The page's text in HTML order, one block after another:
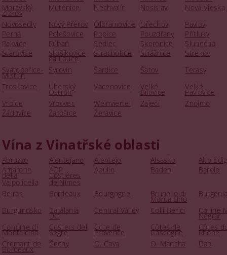
Moravský
Žižkov
Mutěnice Nechvalín Nosislav
Nová Vieska
Novosedly
Nový Přerov Olbramovice Ořechov
Pavlov
Perná
Polešovice Popice Pouzdřany
Přítluky
Rakvice
Rúbaň Sedlec Skoronice
Slunečná
Starovice
Stošíkovice
na Louce
Strachotice Strážnice
Strekov
Svatobořice-
Mistřín
Syrovín Šardice Šatov
Terasy
Troskovice
Uherský
Ostroh
Vacenovice Velké
Bílovice
Velké
Pavlovice
Vrbice
Vrbovec Weinviertel Zaječí
Znojmo
Žádovice
Žarošice Žeravice
Vína z Vinatřské oblasti
Abruzzo Alentejano Alentejo Alsasko
Alto
Amarone
della
Valpolicella
AOP
Costières
de Nîmes
Apulie Baden Barolo
Beiras Bordeaux Bourgogne Brunello di
Montalcino
Burgundsko
Catalania
DO
Central Valley Colli Berici Colline
Negrar
Comune di
Montalcino
Costers del
Segre
Cote de
Provence
Côtes de
Gascogne
Côtes
Rhône
Cremant de
Bordeaux
Čechy O. Cava O. Mancha
Dao